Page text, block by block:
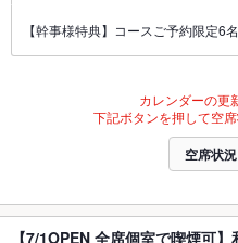
【幹事様特典】コースご予約限定6
カレンダーの更
下記ボタンを押して空
空席状
【7/1OPEN 全席個室で喫煙可